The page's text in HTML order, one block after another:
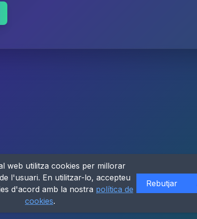
web utilitza cookies per millorar
l'usuari. En utilitzar-lo, accepteu
d'acord amb la nostra política de
cookies.
Rebutjar